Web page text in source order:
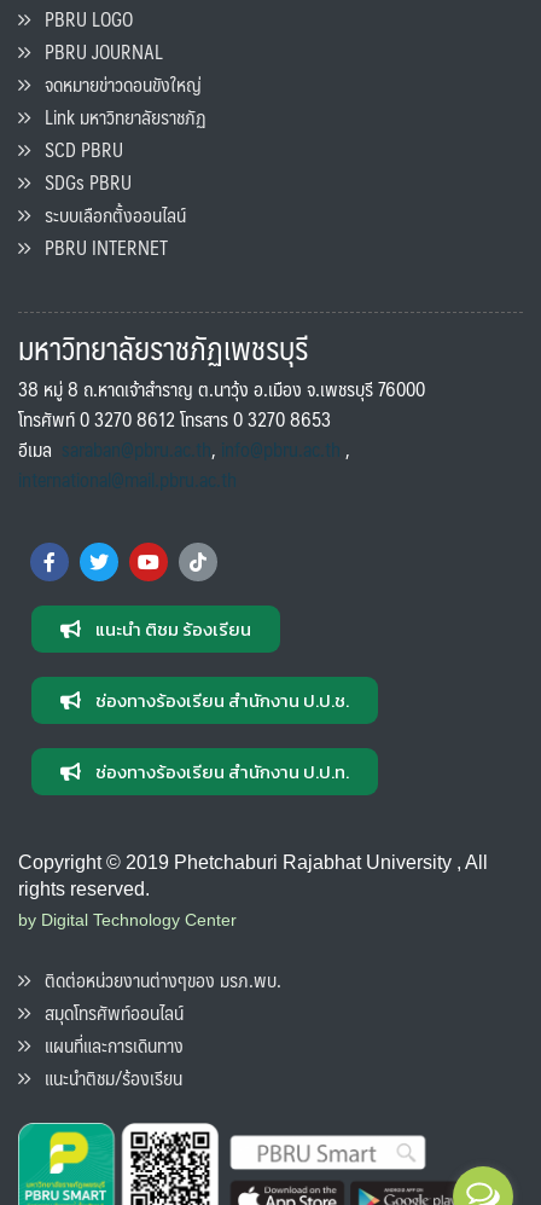
PBRU LOGO
PBRU JOURNAL
จดหมายข่าวดอนขังใหญ่
Link มหาวิทยาลัยราชภัฏ
SCD PBRU
SDGs PBRU
ระบบเลือกตั้งออนไลน์
PBRU INTERNET
มหาวิทยาลัยราชภัฏเพชรบุรี
38 หมู่ 8 ถ.หาดเจ้าสำราญ ต.นาวุ้ง อ.เมือง จ.เพชรบุรี 76000
โทรศัพท์ 0 3270 8612 โทรสาร 0 3270 8653
อีเมล saraban@pbru.ac.th, info@pbru.ac.th,
international@mail.pbru.ac.th
แนะนำ ติชม ร้องเรียน
ช่องทางร้องเรียน สำนักงาน ป.ป.ช.
ช่องทางร้องเรียน สำนักงาน ป.ป.ท.
Copyright © 2019 Phetchaburi Rajabhat University , All
rights reserved.
by Digital Technology Center
ติดต่อหน่วยงานต่างๆของ มรภ.พบ.
สมุดโทรศัพท์ออนไลน์
แผนที่และการเดินทาง
แนะนำติชม/ร้องเรียน